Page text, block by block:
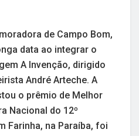
de Campo Bom,
data ao integrar o
A Invenção, dirigido
André Arteche. A
o prêmio de Melhor
Nacional do 12º
Farinha, na Paraíba, foi